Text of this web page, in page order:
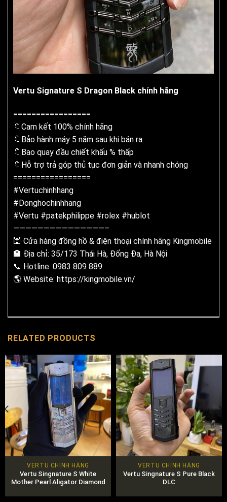
Vertu Signature S Dragon Black chính hãng
=================
🔖Cam kết 100% chính hãng
🔖Bảo hành máy 5 năm sau khi bán ra
🔖Bao quay đầu chiết khấu % thấp
🔖Hỗ trợ trả góp thủ tục đơn giản và nhanh chóng
=================
#Vertuchinhhang
#Donghochinhhang
#Vertu #patekphilippe #rolex #hublot
———————————————–
🕍 Cửa hàng đồng hồ & điện thoại chính hãng Kingmobile
🏣 Địa chỉ: 35/173 Thái Hà, Đống Đa, Hà Nội
📞 Hotline: 0983 809 889
🌎 Website: https://kingmobile.vn/
RELATED PRODUCTS
VERTU CHÍNH HÃNG
Vertu Singnature S White
Mother Pearl Aligator Diamond
VERTU CHÍNH HÃNG
Vertu Singnature S Pure Black
DLC